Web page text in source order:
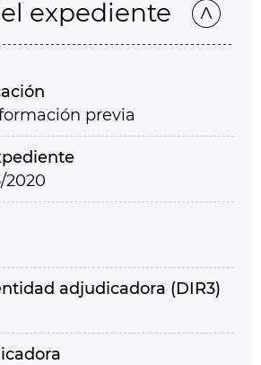
expediente
previa
2020
adjudicadora (DIR3)